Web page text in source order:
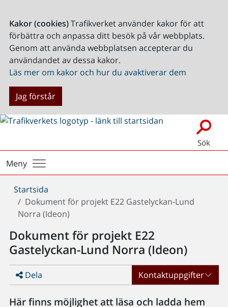
Kakor (cookies)Trafikverket använder kakor för att
förbättra och anpassa ditt besök på vår webbplats.
Genom att använda webbplatsen accepterar du
användandet av dessa kakor.
Läs mer om kakor och hur du avaktiverar dem
Jag förstår
Sök
Meny
Du
är
här:
Startsida
Dokument för projekt E22 Gastelyckan-Lund
Norra (Ideon)
Dokument för projekt E22
Gastelyckan-Lund Norra (Ideon)
Dela Kontaktuppgifter
Här finns möjlighet att läsa och ladda hem